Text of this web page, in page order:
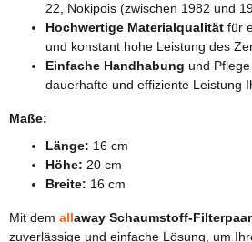
22, Nokipois (zwischen 1982 und
Hochwertige Materialqualität für
und konstant hohe Leistung des
Einfache Handhabung und
dauerhafte und effiziente Leistung
Maße:
Länge: 16 cm
Höhe: 20 cm
Breite: 16 cm
Mit dem allaway Schaumstoff-Filterpaar
zuverlässige und einfache Lösung, um